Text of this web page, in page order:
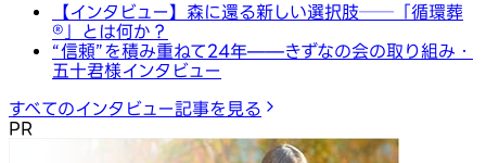
【インタビュー】森に還る新しい選択肢──「循環葬
®︎」とは何か？
“信頼”を積み重ねて24年——きずなの会の取り組み・
五十君様インタビュー
すべてのインタビュー記事を見る
PR